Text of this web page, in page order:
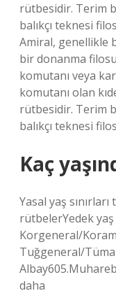
rütbesidir. Terim
balıkçı teknesi
Amiral, genellikle
bir donanma
komutanı veya
komutanı olan
rütbesidir. Terim
balıkçı teknesi
Kaç
Yasal yaş sınırları
rütbelerYedek yaş
Korgeneral/
Tuğgeneral/
daha